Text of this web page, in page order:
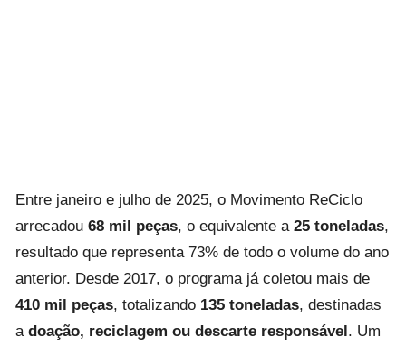
Entre janeiro e julho de 2025, o Movimento ReCiclo
arrecadou 68 mil peças, o equivalente a 25 toneladas,
resultado que representa 73% de todo o volume do ano
anterior. Desde 2017, o programa já coletou mais de
410 mil peças, totalizando 135 toneladas, destinadas
a doação, reciclagem ou descarte responsável. Um